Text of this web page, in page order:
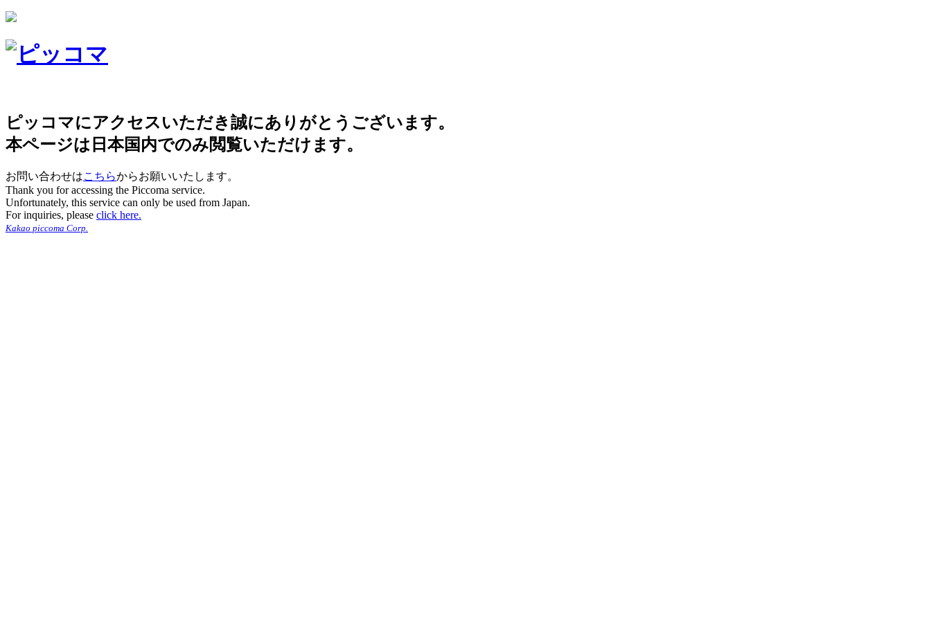
ピッコマにアクセスいただき誠にありがとうございます。
本ページは日本国内でのみ閲覧いただけます。
お問い合わせはこちらからお願いいたします。
Thank you for accessing the Piccoma service.
Unfortunately, this service can only be used from Japan.
For inquiries, please click here.
Kakao piccoma Corp.